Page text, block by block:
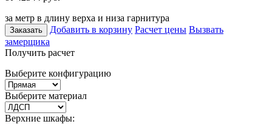
за метр в длину верха и низа гарнитура
Заказать Добавить в корзину Расчет цены Вызвать
замерщика
Получить расчет
Выберите конфигурацию
Выберите материал
Верхние шкафы: